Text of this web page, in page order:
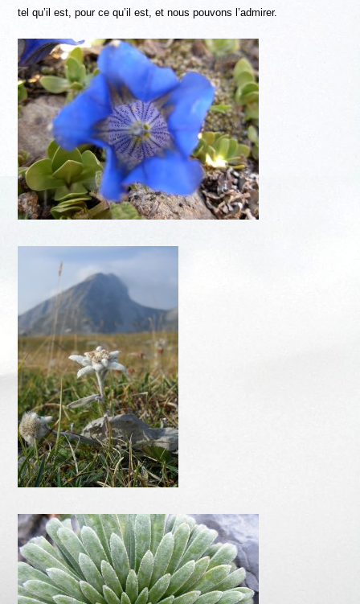
tel qu’il est, pour ce qu’il est, et nous pouvons l’admirer.